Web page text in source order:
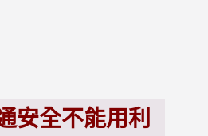
安全不能用利